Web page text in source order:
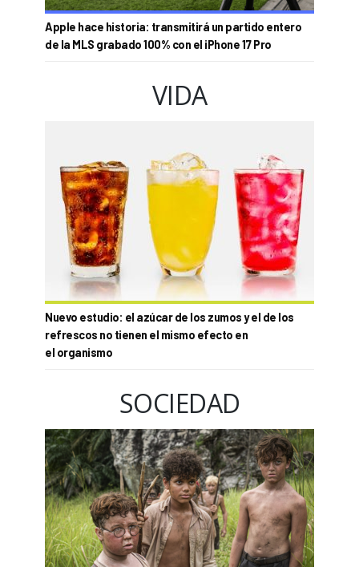
Apple hace historia: transmitirá un partido entero
de la MLS grabado 100% con el iPhone 17 Pro
VIDA
Nuevo estudio: el azúcar de los zumos y el de los
refrescos no tienen el mismo efecto en
el organismo
SOCIEDAD